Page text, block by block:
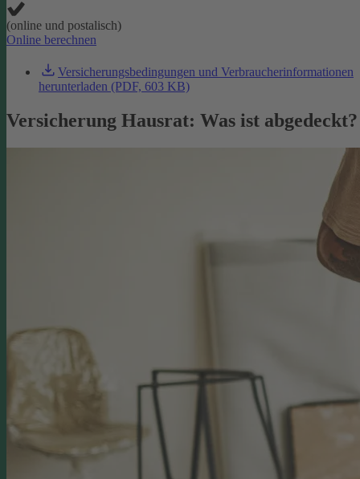
(online und postalisch)
Online berechnen
Versicherungsbedingungen und Verbraucherinformationen
herunterladen (PDF, 603 KB)
Versicherung Hausrat: Was ist abgedeckt?